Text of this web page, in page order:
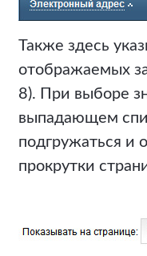
Также здесь
отображаемых
8). При выборе
выпадающем
подгружаться и
прокрутки